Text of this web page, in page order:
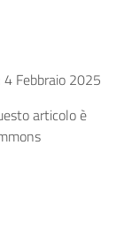
4 Febbraio 2025
articolo è